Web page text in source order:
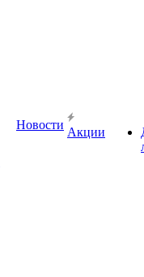
Новости
Акции